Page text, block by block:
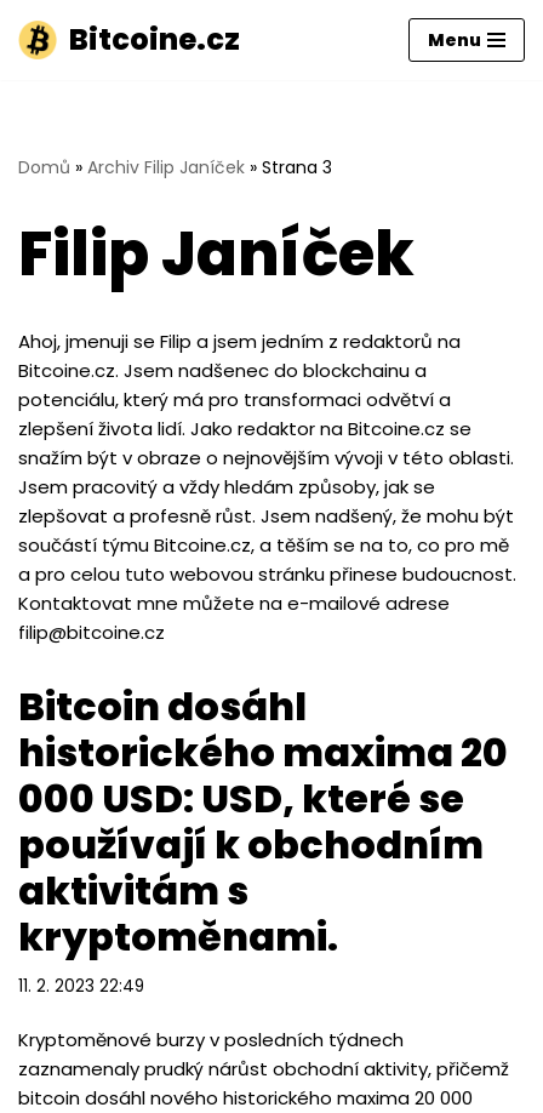
Přeskočit
Bitcoine.cz Menu
Domů » Archiv Filip Janíček » Strana 3
Filip Janíček
Ahoj, jmenuji se Filip a jsem jedním z redaktorů na
Bitcoine.cz. Jsem nadšenec do blockchainu a
potenciálu, který má pro transformaci odvětví a
zlepšení života lidí. Jako redaktor na Bitcoine.cz se
snažím být v obraze o nejnovějším vývoji v této oblasti.
Jsem pracovitý a vždy hledám způsoby, jak se
zlepšovat a profesně růst. Jsem nadšený, že mohu být
součástí týmu Bitcoine.cz, a těším se na to, co pro mě
a pro celou tuto webovou stránku přinese budoucnost.
Kontaktovat mne můžete na e-mailové adrese
filip@bitcoine.cz
Bitcoin dosáhl
historického maxima 20
000 USD: USD, které se
používají k obchodním
aktivitám s
kryptoměnami.
11. 2. 2023 22:49
Kryptoměnové burzy v posledních týdnech
zaznamenaly prudký nárůst obchodní aktivity, přičemž
bitcoin dosáhl nového historického maxima 20 000